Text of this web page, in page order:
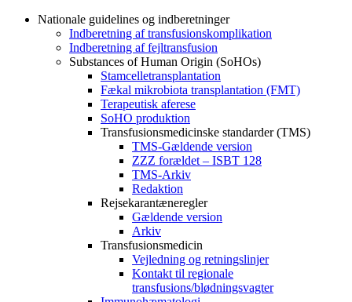
Nationale guidelines og indberetninger
Indberetning af transfusionskomplikation
Indberetning af fejltransfusion
Substances of Human Origin (SoHOs)
Stamcelletransplantation
Fækal mikrobiota transplantation (FMT)
Terapeutisk aferese
SoHO produktion
Transfusionsmedicinske standarder (TMS)
TMS-Gældende version
ZZZ forældet – ISBT 128
TMS-Arkiv
Redaktion
Rejsekarantæneregler
Gældende version
Arkiv
Transfusionsmedicin
Vejledning og retningslinjer
Kontakt til regionale
transfusions/blødningsvagter